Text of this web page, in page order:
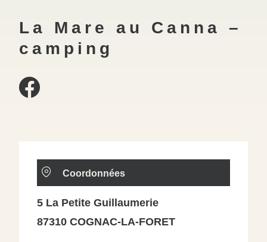
La Mare au Canna –
camping
Coordonnées
5 La Petite Guillaumerie
87310 COGNAC-LA-FORET